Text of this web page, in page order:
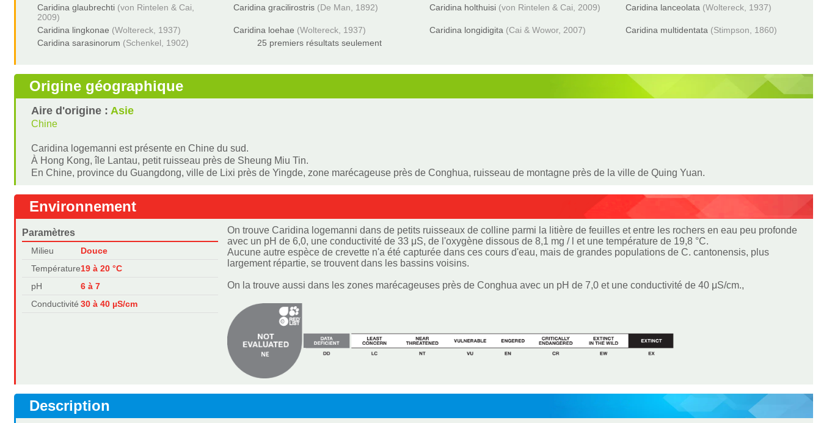
Caridina glaubrechti (von Rintelen & Cai,
2009)
Caridina gracilirostris (De Man, 1892) Caridina holthuisi (von Rintelen & Cai, 2009) Caridina lanceolata (Woltereck, 1937)
Caridina lingkonae (Woltereck, 1937) Caridina loehae (Woltereck, 1937) Caridina longidigita (Cai & Wowor, 2007) Caridina multidentata (Stimpson, 1860)
Caridina sarasinorum (Schenkel, 1902) 25 premiers résultats seulement
Origine géographique
Aire d'origine :Asie
Chine
Caridina logemanni est présente en Chine du sud.
À Hong Kong, île Lantau, petit ruisseau près de Sheung Miu Tin.
En Chine, province du Guangdong, ville de Lixi près de Yingde, zone marécageuse près de Conghua, ruisseau de montagne près de la ville de Quing Yuan.
Environnement
Paramètres
Milieu
Douce
Température19 à 20 °C
pH
6 à 7
Conductivité 30 à 40 µS/cm
On trouve Caridina logemanni dans de petits ruisseaux de colline parmi la litière de feuilles et entre les rochers en eau peu profonde
avec un pH de 6,0, une conductivité de 33 μS, de l'oxygène dissous de 8,1 mg / l et une température de 19,8 °C.
Aucune autre espèce de crevette n'a été capturée dans ces cours d'eau, mais de grandes populations de C. cantonensis, plus
largement répartie, se trouvent dans les bassins voisins.
On la trouve aussi dans les zones marécageuses près de Conghua avec un pH de 7,0 et une conductivité de 40 μS/cm.,
Description